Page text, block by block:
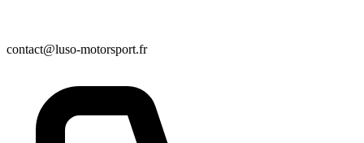
contact@luso-motorsport.fr